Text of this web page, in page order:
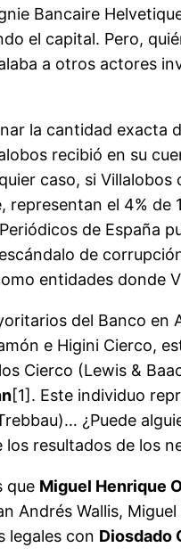
Bancaire
el capital. Pero,
a otros actores
la cantidad
recibió en su
caso, si
el 4%
de España
de
entidades donde
del Banco
e Higini Cierco,
Cierco (Lewis &
[1]. Este individuo
¿Puede
resultados de los
que Miguel Henrique
Andrés Wallis,
legales con Diosdado